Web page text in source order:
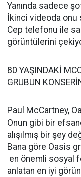
Yanında sadece
İkinci videoda onu
Cep telefonu ile
görüntülerini
80 YAŞINDAKİ
GRUBUN
Paul McCartney,
Onun gibi bir
alışılmış bir şey
Bana göre Oasis
en önemli sosyal
anlatan en iyi